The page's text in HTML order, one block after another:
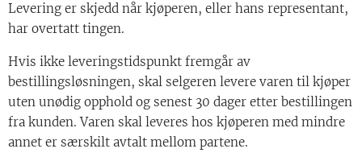
Levering er skjedd når kjøperen, eller hans representant,
har overtatt tingen.
Hvis ikke leveringstidspunkt fremgår av
bestillingsløsningen, skal selgeren levere varen til kjøper
uten unødig opphold og senest 30 dager etter bestillingen
fra kunden. Varen skal leveres hos kjøperen med mindre
annet er særskilt avtalt mellom partene.